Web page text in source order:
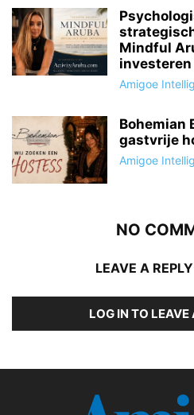
Mindful
investeren
Amigoe
Bohemian
gastvrije
Amigoe
NO
LEAVE A REPLY
LOG IN TO